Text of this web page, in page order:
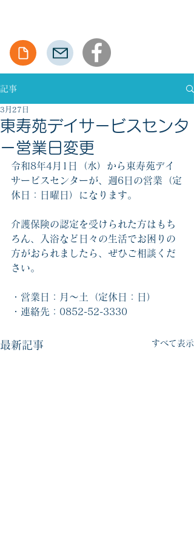
記事
東寿苑デイサービスセンタ
ー営業日変更
3月27日
令和8年4月1日（水）から東寿苑デイ
サービスセンターが、週6日の営業（定
休日：日曜日）になります。
介護保険の認定を受けられた方はもち
ろん、入浴など日々の生活でお困りの
方がおられましたら、ぜひご相談くだ
さい。
・営業日：月～土（定休日：日）
・連絡先：0852-52-3330
最新記事 すべて表示